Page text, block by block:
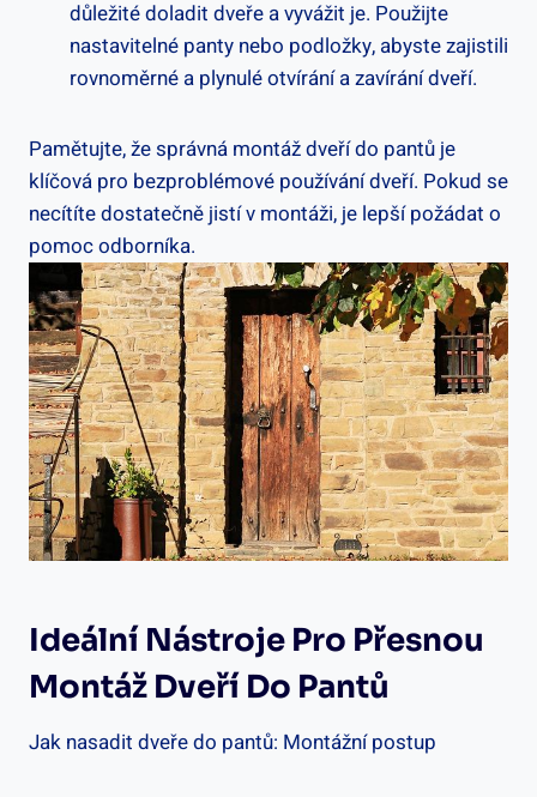
důležité doladit dveře a vyvážit je. Použijte
nastavitelné panty nebo podložky, abyste zajistili
rovnoměrné a plynulé otvírání a zavírání dveří.
Pamětujte, že správná montáž dveří do pantů je
klíčová pro bezproblémové používání dveří. Pokud se
necítíte dostatečně jistí v montáži, je lepší požádat o
pomoc odborníka.
Ideální Nástroje Pro Přesnou
Montáž Dveří Do Pantů
Jak nasadit dveře do pantů: Montážní postup